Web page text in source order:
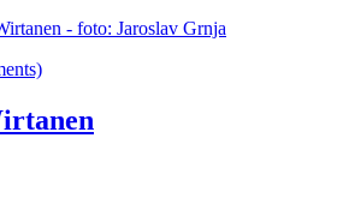
- foto: Jaroslav Grnja